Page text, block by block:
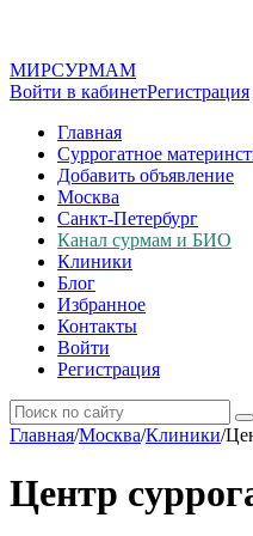
МИРСУРМАМ
Войти в кабинетРегистрация
Главная
Суррогатное
Добавить объявление
Москва
Санкт-Петербург
Канал сурмам и БИО
Клиники
Блог
Избранное
Контакты
Войти
Регистрация
Главная/Москва/Клиники/
Центр